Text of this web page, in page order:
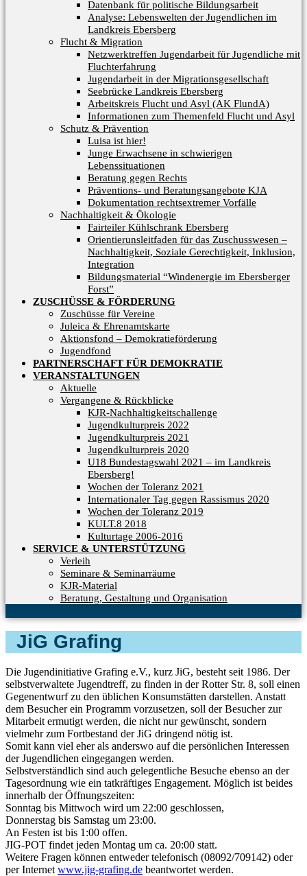
Datenbank für politische Bildungsarbeit
Analyse: Lebenswelten der Jugendlichen im
Landkreis Ebersberg
Flucht & Migration
Netzwerktreffen Jugendarbeit für Jugendliche mit
Fluchterfahrung
Jugendarbeit in der Migrationsgesellschaft
Seebrücke Landkreis Ebersberg
Arbeitskreis Flucht und Asyl (AK FlundA)
Informationen zum Themenfeld Flucht und Asyl
Schutz & Prävention
Luisa ist hier!
Junge Erwachsene in schwierigen
Lebenssituationen
Beratung gegen Rechts
Präventions- und Beratungsangebote KJA
Dokumentation rechtsextremer Vorfälle
Nachhaltigkeit & Ökologie
Fairteiler Kühlschrank Ebersberg
Orientierunsleitfaden für das Zuschusswesen –
Nachhaltigkeit, Soziale Gerechtigkeit, Inklusion,
Integration
Bildungsmaterial “Windenergie im Ebersberger
Forst”
ZUSCHÜSSE & FÖRDERUNG
Zuschüsse für Vereine
Juleica & Ehrenamtskarte
Aktionsfond – Demokratieförderung
Jugendfond
PARTNERSCHAFT FÜR DEMOKRATIE
VERANSTALTUNGEN
Aktuelle
Vergangene & Rückblicke
KJR-Nachhaltigkeitschallenge
Jugendkulturpreis 2022
Jugendkulturpreis 2021
Jugendkulturpreis 2020
U18 Bundestagswahl 2021 – im Landkreis
Ebersberg!
Wochen der Toleranz 2021
Internationaler Tag gegen Rassismus 2020
Wochen der Toleranz 2019
KULT.8 2018
Kulturtage 2006-2016
SERVICE & UNTERSTÜTZUNG
Verleih
Seminare & Seminarräume
KJR-Material
Beratung, Gestaltung und Organisation
JiG Grafing
Die Jugendinitiative Grafing e.V., kurz JiG, besteht seit 1986. Der
selbstverwaltete Jugendtreff, zu finden in der Rotter Str. 8, soll einen
Gegenentwurf zu den üblichen Konsumstätten darstellen. Anstatt
dem Besucher ein Programm vorzusetzen, soll der Besucher zur
Mitarbeit ermutigt werden, die nicht nur gewünscht, sondern
vielmehr zum Fortbestand der JiG dringend nötig ist.
Somit kann viel eher als anderswo auf die persönlichen Interessen
der Jugendlichen eingegangen werden.
Selbstverständlich sind auch gelegentliche Besuche ebenso an der
Tagesordnung wie ein tatkräftiges Engagement. Möglich ist beides
innerhalb der Öffnungszeiten:
Sonntag bis Mittwoch wird um 22:00 geschlossen,
Donnerstag bis Samstag um 23:00.
An Festen ist bis 1:00 offen.
JIG-POT findet jeden Montag um ca. 20:00 statt.
Weitere Fragen können entweder telefonisch (08092/709142) oder
per Internet www.jig-grafing.de beantwortet werden.